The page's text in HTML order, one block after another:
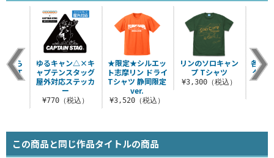
★限定★シルエッ
ト志摩リン ドライ
Tシャツ 静岡限定
ver.
¥3,520（税込）
リンのソロキャン
プ Tシャツ
¥3,300（税込）
各務
クリ
べら
ン T
ゆるキャン△×キ
ャプテンスタッグ
屋外対応ステッカ
ー
¥770（税込）
この商品と同じ作品タイトルの商品